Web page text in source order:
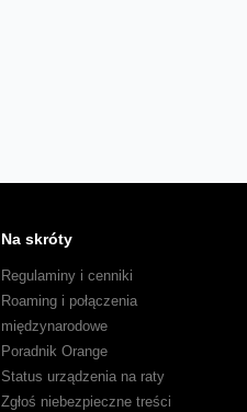
Na skróty
Regulaminy i cenniki
Roaming i połączenia
międzynarodowe
Poradnik Orange
Status urządzenia na raty
Zgłoś niebezpieczne treści